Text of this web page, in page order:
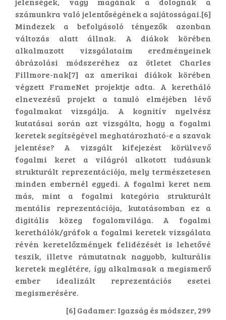
számunkra való jelentőségének a sajátosságai.[6]
Mindezek a befolyásoló tényezők azonban
változás alatt állnak. A diákok körében
alkalmazott vizsgálataim eredményeinek
ábrázolási módszeréhez az ötletet Charles
Fillmore-nak[7] az amerikai diákok körében
végzett FrameNet projektje adta. A keretháló
elnevezésű projekt a tanuló elméjében lévő
fogalmakat vizsgálja. A kognitív nyelvész
kutatásai során azt vizsgálta, hogy a fogalmi
keretek segítségével meghatározható-e a szavak
jelentése? A vizsgált kifejezést körülvevő
fogalmi keret a világról alkotott tudásunk
strukturált reprezentációja, mely természetesen
minden embernél egyedi. A fogalmi keret nem
más, mint a fogalmi kategória strukturált
mentális reprezentációja, kutatásomban ez a
digitális közeg fogalomvilága. A fogalmi
kerethálók/gráfok a fogalmi keretek vizsgálata
révén keretelőzmények felidézését is lehetővé
teszik, illetve rámutatnak nagyobb, kulturális
keretek meglétére, így alkalmasak a megismerő
ember idealizált reprezentációs esetei
megismerésére.
[6] Gadamer: Igazság és módszer, 299